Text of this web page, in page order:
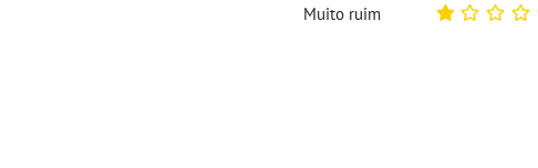
Muito ruim